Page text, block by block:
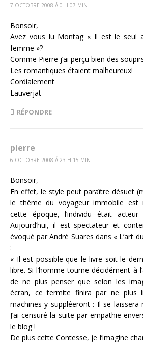
7 OCTOBRE 2008 Á 0 H 07 MIN
Bonsoir,
Avez vous lu Montag « Il est le seul
femme »?
Comme Pierre j’ai perçu bien des
Les romantiques étaient malheureux!
Cordialement
Lauverjat
RÉPONDRE
pierre
6 OCTOBRE 2008 Á 23 H 15 MIN
Bonsoir,
En effet, le style peut paraître désuet
le thème du voyageur immobile est
cette époque, l’individu était
Aujourd’hui, il est spectateur et
évoqué par André Suares dans « L’art
:
« Il est possible que le livre soit le
libre. Si l’homme tourne décidément à
de ne plus penser que selon les
écran, ce termite finira par ne plus
machines y suppléeront : Il se
J’ai censuré la suite par empathie
le blog !
De plus cette Contesse, je l’imagine